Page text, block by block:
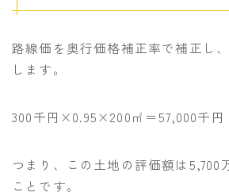
路線価を奥行価格補正率で補正し
します。
300千円×0.95×200㎡＝57,000千円
つまり、この土地の評価額は5,700
ことです。